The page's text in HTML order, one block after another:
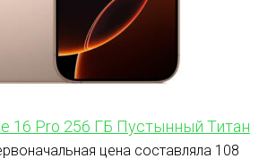
16 Pro 256 ГБ Пустынный Титан
цена составляла 108